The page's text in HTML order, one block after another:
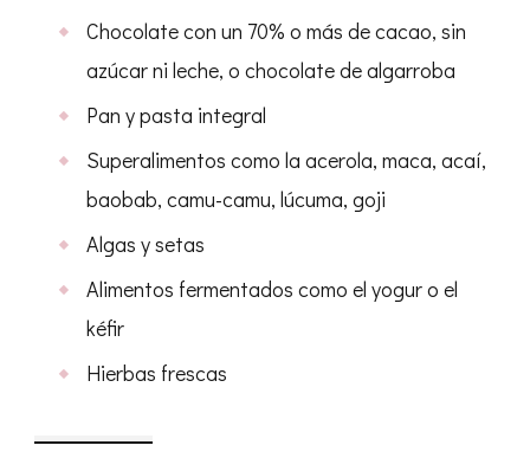
Chocolate con un 70% o más de cacao, sin
azúcar ni leche, o chocolate de algarroba
Pan y pasta integral
Superalimentos como la acerola, maca, acaí,
baobab, camu-camu, lúcuma, goji
Algas y setas
Alimentos fermentados como el yogur o el
kéfir
Hierbas frescas